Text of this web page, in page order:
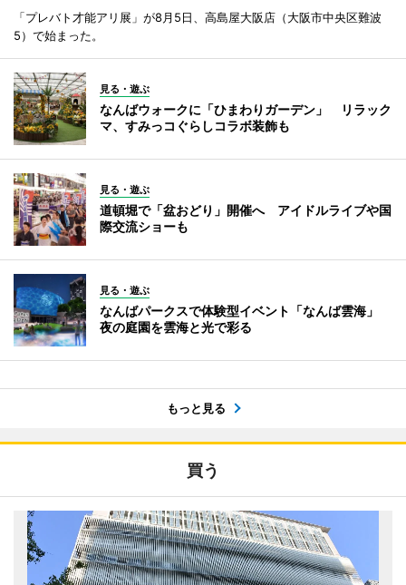
「プレバト才能アリ展」が8月5日、高島屋大阪店（大阪市中央区難波
5）で始まった。
見る・遊ぶ
なんばウォークに「ひまわりガーデン」 リラック
マ、すみっコぐらしコラボ装飾も
見る・遊ぶ
道頓堀で「盆おどり」開催へ アイドルライブや国
際交流ショーも
見る・遊ぶ
なんばパークスで体験型イベント「なんば雲海」
夜の庭園を雲海と光で彩る
もっと見る
買う